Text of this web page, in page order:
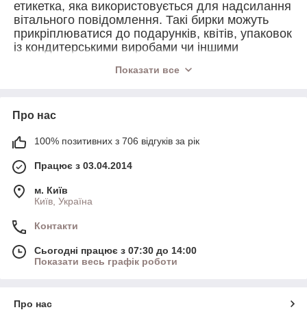
етикетка, яка використовується для надсилання
вітального повідомлення. Такі бирки можуть
прикріплюватися до подарунків, квітів, упаковок
із кондитерськими виробами чи іншими
форм та стилів, залежно від приводу та
Основні елементи вітальної бирки:
бути написане від руки або надруковане.
як "З Днем Народження!" або "З Новим
Дизайн: Бірка може бути прикрашена
Вона може бути виконана у певній
стилю подарунка.
використовувати декоративні елементи,
Показати все
Про нас
100% позитивних з 706 відгуків за рік
Працює з 03.04.2014
м. Київ
Київ, Україна
Контакти
Сьогодні працює з 07:30 до 14:00
Показати весь графік роботи
Про нас